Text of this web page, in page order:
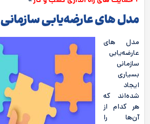
مدل های عارضه‌یابی سازمانی
مدل های
عارضه‌یابی
سازمانی
بسیاری
ایجاد
شده‌اند که
هر کدام از
آن‌ها را